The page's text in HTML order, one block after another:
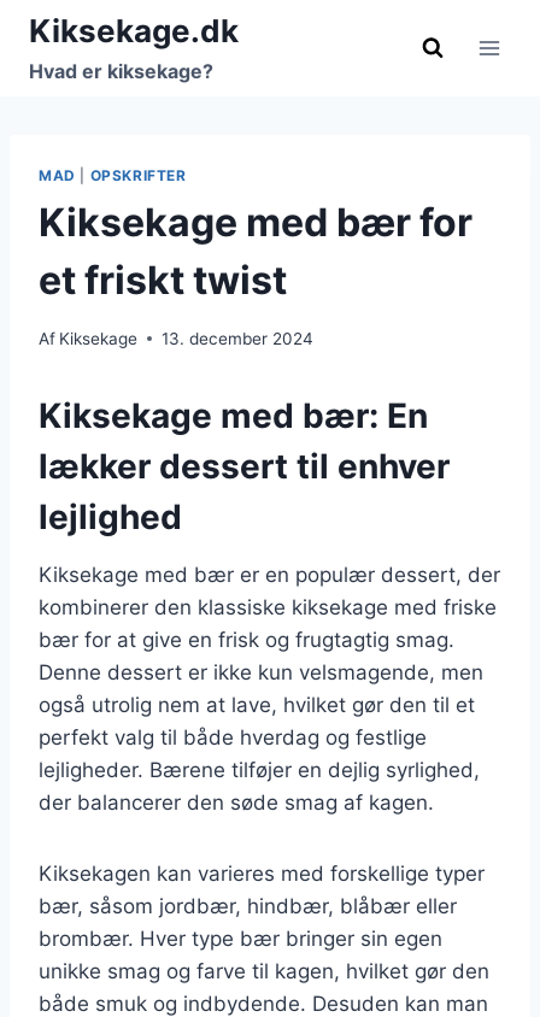
Fortsæt
indhold
Kiksekage.dk
Hvad er kiksekage?
MAD OPSKRIFTER
Kiksekage med bær for
et friskt twist
Af Kiksekage 13. december 2024
Kiksekage med bær: En
lækker dessert til enhver
lejlighed
Kiksekage med bær er en populær dessert, der
kombinerer den klassiske kiksekage med friske
bær for at give en frisk og frugtagtig smag.
Denne dessert er ikke kun velsmagende, men
også utrolig nem at lave, hvilket gør den til et
perfekt valg til både hverdag og festlige
lejligheder. Bærene tilføjer en dejlig syrlighed,
der balancerer den søde smag af kagen.
Kiksekagen kan varieres med forskellige typer
bær, såsom jordbær, hindbær, blåbær eller
brombær. Hver type bær bringer sin egen
unikke smag og farve til kagen, hvilket gør den
både smuk og indbydende. Desuden kan man